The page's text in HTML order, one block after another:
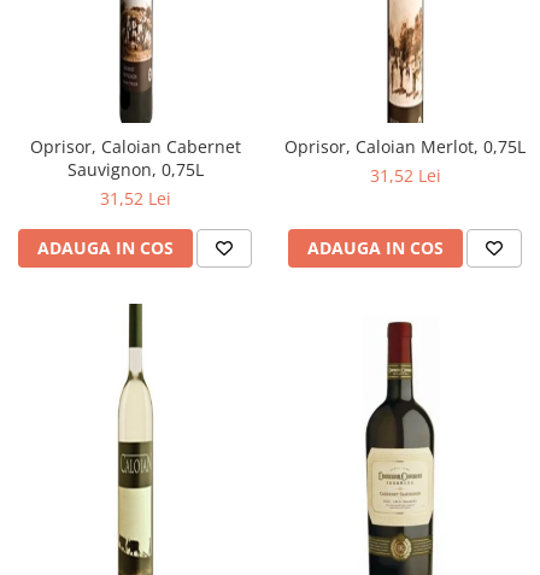
Oprisor, Caloian Cabernet
Sauvignon, 0,75L
31,52 Lei
ADAUGA IN COS
Oprisor, Caloian Merlot, 0,75L
31,52 Lei
ADAUGA IN COS